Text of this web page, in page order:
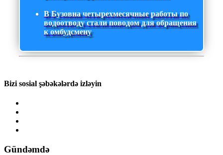
В Бузовна четырехмесячные работы по
водоотводу стали поводом для обращения
к омбудсмену
Bizi sosial şəbəkələrdə izləyin
Gündəmdə